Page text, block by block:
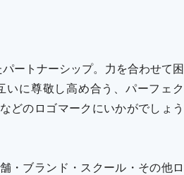
ートナーシップ。力を合わせて困
に尊敬し高め合う、パーフェク
どのロゴマークにいかがでしょう
・ブランド・スクール・その他ロ